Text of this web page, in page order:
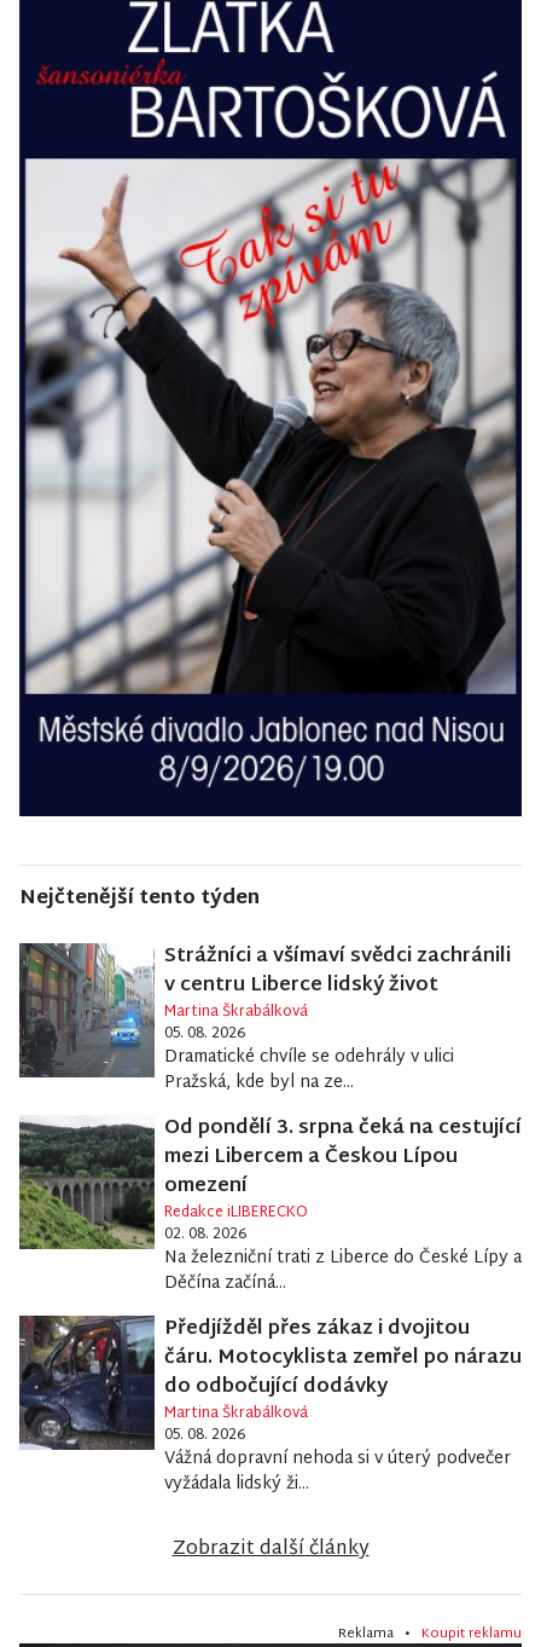
Nejčtenější tento týden
Strážníci a všímaví svědci zachránili
v centru Liberce lidský život
Martina Škrabálková
05. 08. 2026
Dramatické chvíle se odehrály v ulici
Pražská, kde byl na ze...
Od pondělí 3. srpna čeká na cestující
mezi Libercem a Českou Lípou
omezení
Redakce iLIBERECKO
02. 08. 2026
Na železniční trati z Liberce do České Lípy a
Děčína začíná...
Předjížděl přes zákaz i dvojitou
čáru. Motocyklista zemřel po nárazu
do odbočující dodávky
Martina Škrabálková
05. 08. 2026
Vážná dopravní nehoda si v úterý podvečer
vyžádala lidský ži...
Zobrazit další články
Reklama • Koupit reklamu